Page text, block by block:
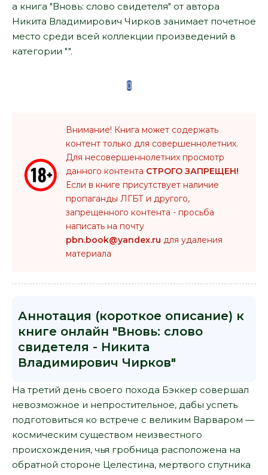
а книга "Вновь: слово свидетеля" от автора
Никита Владимирович Чирков занимает почетное
место среди всей коллекции произведений в
категории "".
Внимание! Книга может содержать
контент только для совершеннолетних.
Для несовершеннолетних просмотр
данного контента СТРОГО ЗАПРЕЩЕН!
Если в книге присутствует наличие
пропаганды ЛГБТ и другого,
запрещенного контента - просьба
написать на почту
pbn.book@yandex.ru для удаления
материала
Аннотация (короткое описание) к
книге онлайн "Вновь: слово
свидетеля - Никита
Владимирович Чирков"
На третий день своего похода Бэккер совершал
невозможное и непростительное, дабы успеть
подготовиться ко встрече с великим Варваром —
космическим существом неизвестного
происхождения, чья гробница расположена на
обратной стороне Целестина, мертвого спутника